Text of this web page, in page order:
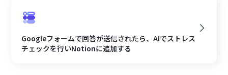
Googleフォームで回答が送信されたら、AIでストレス
チェックを行いNotionに追加する